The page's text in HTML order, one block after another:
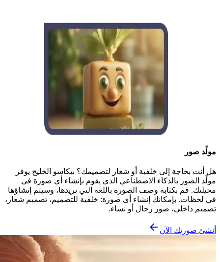
مولّد صور
هل أنت بحاجة إلى خلفية أو شعار لتصميمك؟ بيكاسو الخليج يوفر
مولّد الصور بالذكاء الاصطناعي الذي يقوم بإنشاء أي صورة في
مخيلتك. قم بكتابة وصف الصورة باللغة التي تريدها، وسيتم إنشاؤها
في لحظات. بإمكانك إنشاء أي صورة: خلفية للتصميم، تصميم شعار،
تصميم داخلي، صور رجال أو نساء.
أنشئ صورتك الآن